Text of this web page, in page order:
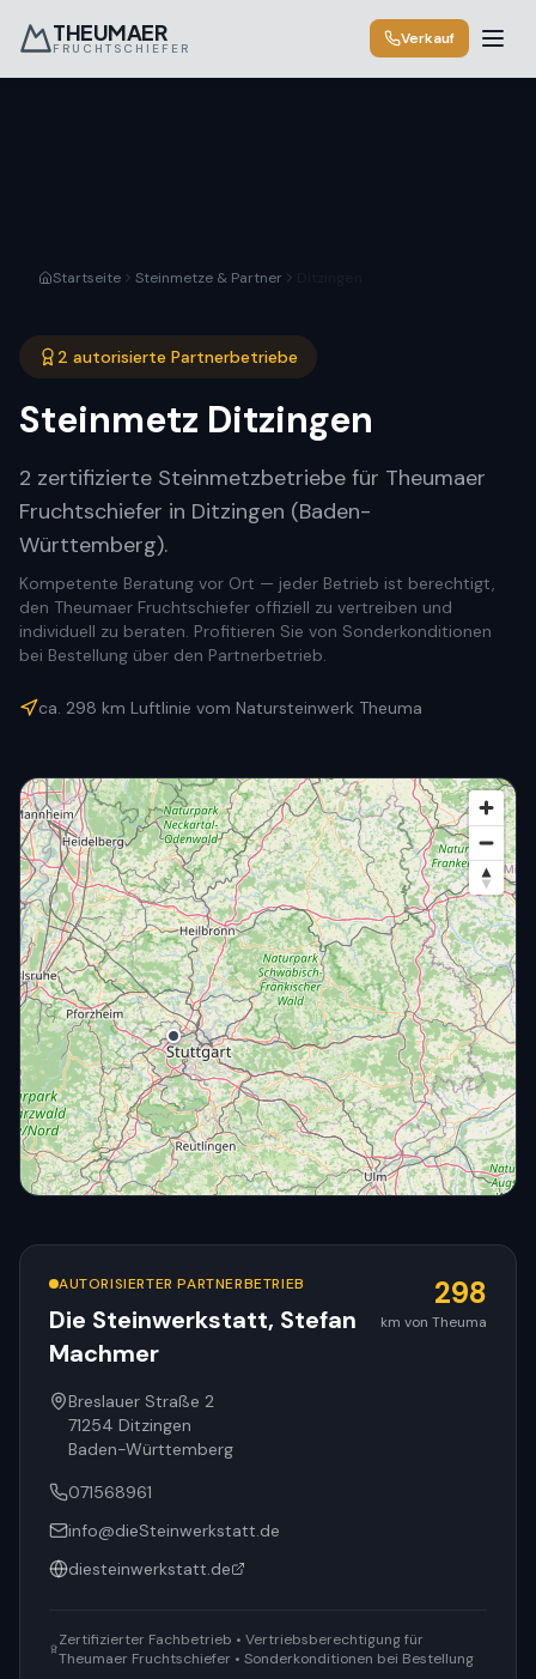
THEUMAER
FRUCHTSCHIEFER
Verkauf
Startseite Steinmetze & Partner
2 autorisierte Partnerbetriebe
Steinmetz Ditzingen
2 zertifizierte Steinmetzbetriebe für Theumaer
Fruchtschiefer in Ditzingen (Baden-
Württemberg).
Kompetente Beratung vor Ort — jeder Betrieb ist berechtigt,
den Theumaer Fruchtschiefer offiziell zu vertreiben und
individuell zu beraten. Profitieren Sie von Sonderkonditionen
bei Bestellung über den Partnerbetrieb.
ca. 298 km Luftlinie vom Natursteinwerk Theuma
AUTORISIERTER PARTNERBETRIEB
Die Steinwerkstatt, Stefan
Machmer
298
km von Theuma
Breslauer Straße 2
71254 Ditzingen
Baden-Württemberg
071568961
info@dieSteinwerkstatt.de
diesteinwerkstatt.de
Zertifizierter Fachbetrieb • Vertriebsberechtigung für
Theumaer Fruchtschiefer • Sonderkonditionen bei Bestellung